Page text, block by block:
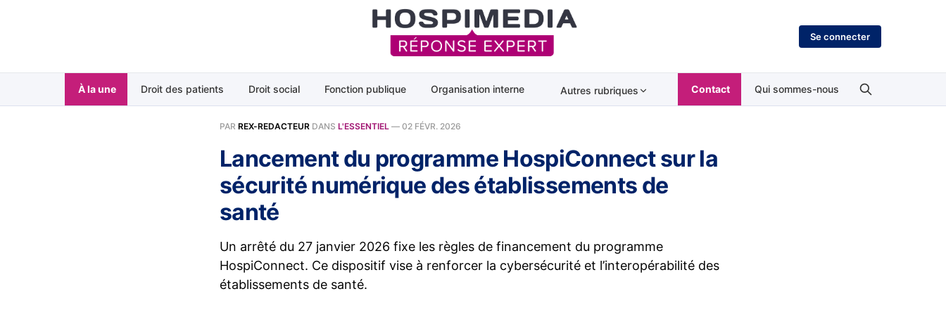
Se connecter
À la une Droit des patients Droit social Fonction publique Organisation interne Autres rubriques Contact Qui sommes-nous
PAR REX-REDACTEUR DANS L'ESSENTIEL — 02 FÉVR. 2026
Lancement du programme HospiConnect sur la
sécurité numérique des établissements de
santé
Un arrêté du 27 janvier 2026 fixe les règles de financement du programme
HospiConnect. Ce dispositif vise à renforcer la cybersécurité et l’interopérabilité des
établissements de santé.